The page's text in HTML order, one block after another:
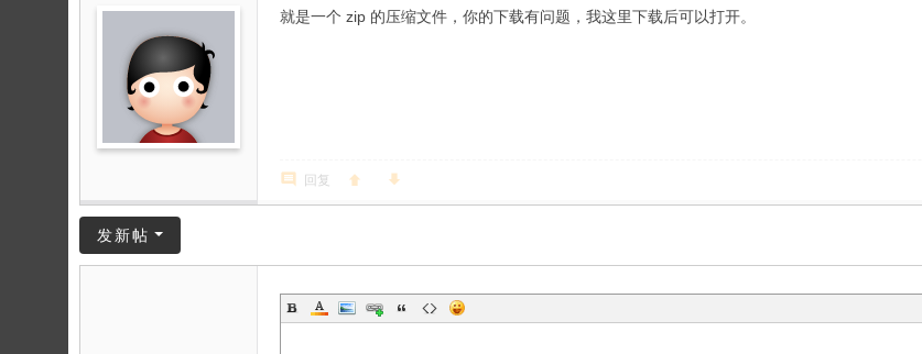
就是一个 zip 的压缩文件，你的下载有问题，我这里下载后可以打开。
回复
发新帖